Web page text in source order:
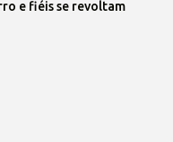
e fiéis se revoltam